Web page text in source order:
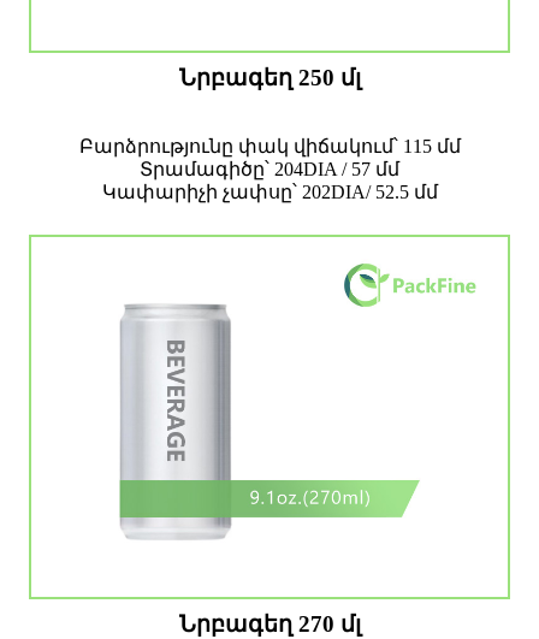
Նրբագեղ 250 մլ
Բարձրությունը փակ վիճակում՝ 115 մմ
Տրամագիծը՝ 204DIA / 57 մմ
Կափարիչի չափսը՝ 202DIA/ 52.5 մմ
Նրբագեղ 270 մլ